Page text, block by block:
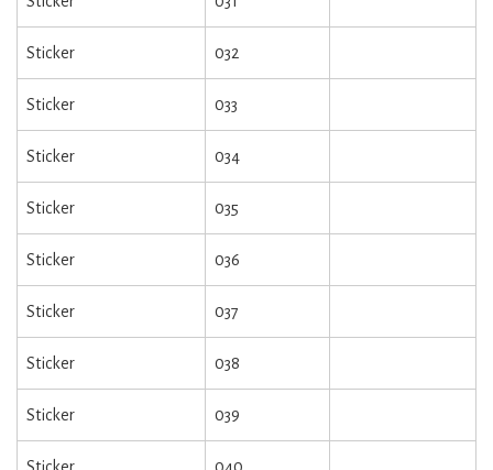
Sticker 032
Sticker 033
Sticker 034
Sticker 035
Sticker 036
Sticker 037
Sticker 038
Sticker 039